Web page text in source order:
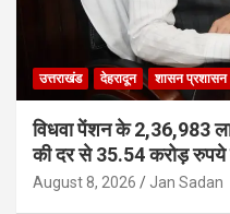
उत्तराखंड देहरादून शासन प्रशासन
विधवा पेंशन के 2,36,983
की दर से 35.54 करोड़ रुपये
August 8, 2026 Jan Sadan